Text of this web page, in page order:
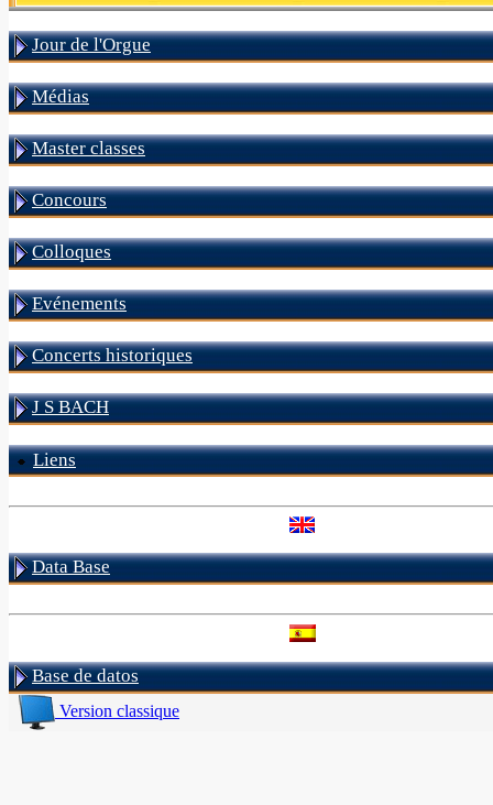
Jour de l'Orgue
Médias
Master classes
Concours
Colloques
Evénements
Concerts historiques
J S BACH
Liens
Data Base
Base de datos
Version classique